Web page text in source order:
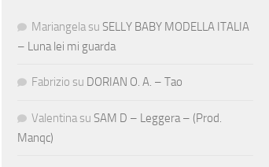
Mariangela su SELLY BABY MODELLA ITALIA
– Luna lei mi guarda
Fabrizio su DORIAN O. A. – Tao
Valentina su SAM D – Leggera – (Prod.
Manqc)